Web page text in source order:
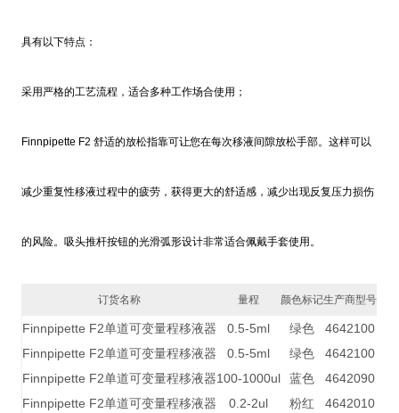
具有以下特点：
采用严格的工艺流程，适合多种工作场合使用；
Finnpipette F2 舒适的放松指靠可让您在每次移液间隙放松手部。这样可以
减少重复性移液过程中的疲劳，获得更大的舒适感，减少出现反复压力损伤
的风险。吸头推杆按钮的光滑弧形设计非常适合佩戴手套使用。
订货名称 量程 颜色标记生产商型号
Finnpipette F2单道可变量程移液器 0.5-5ml 绿色
4642100
Finnpipette F2单道可变量程移液器
0.5-5ml 绿色
4642100
Finnpipette F2单道可变量程移液器100-1000ul 蓝色
4642090
Finnpipette F2单道可变量程移液器
0.2-2ul 粉红
4642010